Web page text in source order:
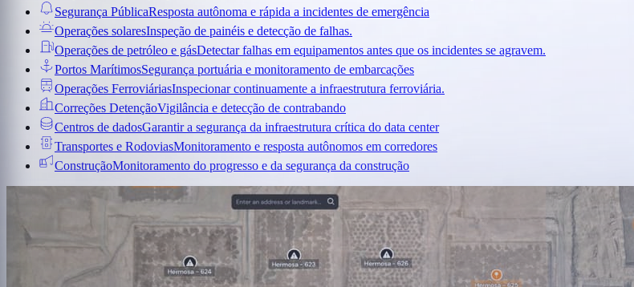
Segurança PúblicaResposta autônoma e rápida a incidentes de emergência
Operações solaresInspeção de painéis e detecção de falhas.
Operações de petróleo e gásDetectar falhas em equipamentos antes que os incidentes se agravem.
Portos MarítimosSegurança portuária e monitoramento de embarcações
Operações FerroviáriasInspecionar continuamente a infraestrutura ferroviária.
Correções DetençãoVigilância e detecção de contrabando
Centros de dadosGarantir a segurança da infraestrutura crítica do data center
Transportes e RodoviasMonitoramento e resposta autônomos em corredores
ConstruçãoMonitoramento do progresso e da segurança da construção